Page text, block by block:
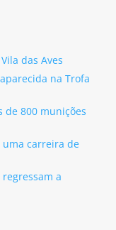
das Aves
na Trofa
de 800 munições
uma carreira de
a